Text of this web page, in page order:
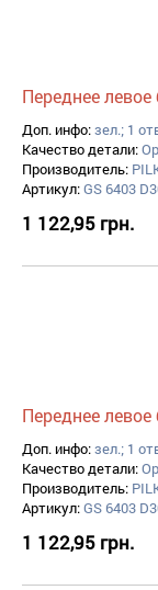
Переднее левое
Доп. инфо:зел.; 1
Качество детали:
Производитель:
Артикул:GS 6403
1 122,95 грн.
Переднее левое
Доп. инфо:зел.; 1
Качество детали:
Производитель:
Артикул:GS 6403
1 122,95 грн.